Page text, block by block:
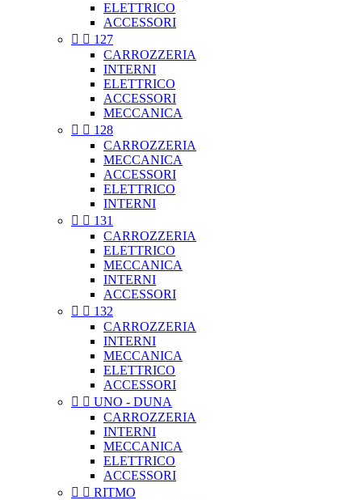
ELETTRICO
ACCESSORI
  127
CARROZZERIA
INTERNI
ELETTRICO
ACCESSORI
MECCANICA
  128
CARROZZERIA
MECCANICA
ACCESSORI
ELETTRICO
INTERNI
  131
CARROZZERIA
ELETTRICO
MECCANICA
INTERNI
ACCESSORI
  132
CARROZZERIA
INTERNI
MECCANICA
ELETTRICO
ACCESSORI
  UNO - DUNA
CARROZZERIA
INTERNI
MECCANICA
ELETTRICO
ACCESSORI
  RITMO